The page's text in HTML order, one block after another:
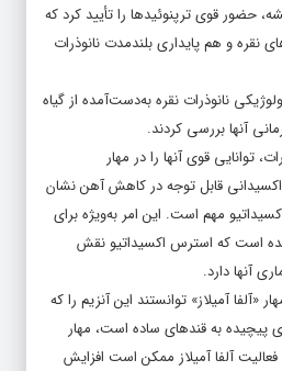
حضور قوی ترپنوئیدها را تأیید کرد که
و هم پایداری بلندمدت نانوذرات
نانوذرات نقره به‌دست‌آمده از گیاه
آنها بررسی کردند.
توانایی قوی آنها را در مهار
قابل توجه در کاهش آهن نشان
مهم است. این امر به‌ویژه برای
است که استرس اکسیداتیو نقش
آنها دارد.
«آلفا آمیلاز» توانستند این آنزیم را که
پیچیده به قندهای ساده است، مهار
آلفا آمیلاز ممکن است افزایش